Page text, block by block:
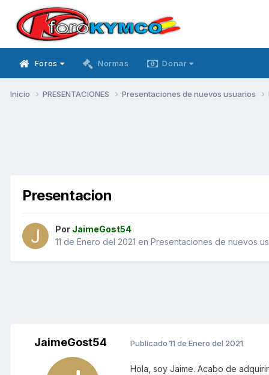
Foros Normas Donar
Inicio PRESENTACIONES Presentaciones de nuevos usuarios
Presentacion
Por JaimeGost54
11 de Enero del 2021 en Presentaciones de nuevos
JaimeGost54 Publicado 11 de Enero del 2021
Hola, soy Jaime. Acabo de